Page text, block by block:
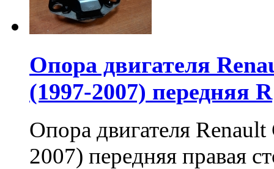
Опора двигателя
(1997-2007) передняя R
Опора двигателя
2007) передняя правая